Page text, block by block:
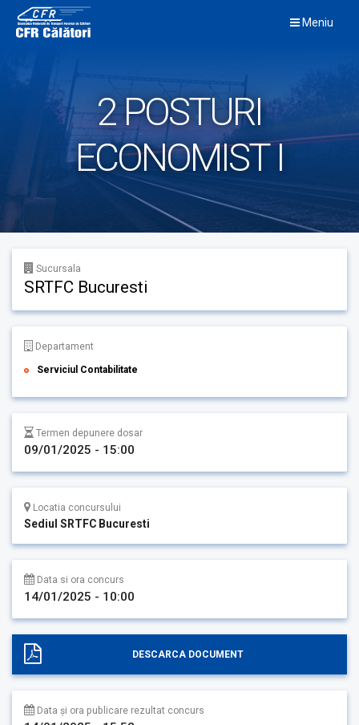
content
Meniu
2 POSTURI
ECONOMIST I
Sucursala
SRTFC Bucuresti
Departament
Serviciul Contabilitate
Termen depunere dosar
09/01/2025 - 15:00
Locatia concursului
Sediul SRTFC Bucuresti
Data si ora concurs
14/01/2025 - 10:00
DESCARCA DOCUMENT
Data și ora publicare rezultat concurs